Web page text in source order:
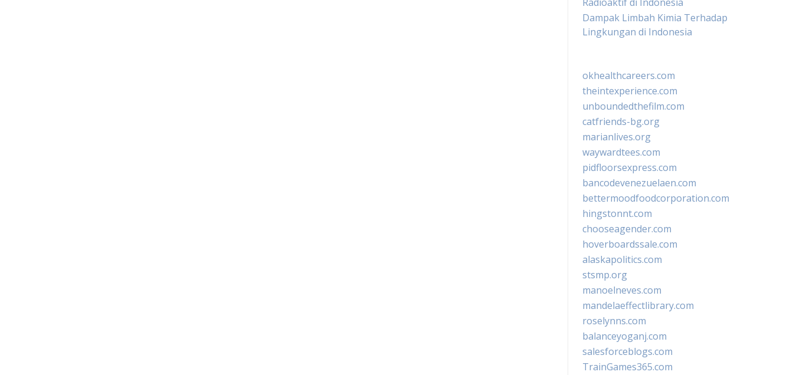
Dampak Limbah Kimia Terhadap
Lingkungan di Indonesia
okhealthcareers.com
theintexperience.com
unboundedthefilm.com
catfriends-bg.org
marianlives.org
waywardtees.com
pidfloorsexpress.com
bancodevenezuelaen.com
bettermoodfoodcorporation.com
hingstonnt.com
chooseagender.com
hoverboardssale.com
alaskapolitics.com
stsmp.org
manoelneves.com
mandelaeffectlibrary.com
roselynns.com
balanceyoganj.com
salesforceblogs.com
TrainGames365.com